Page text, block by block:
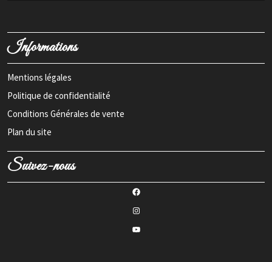
Informations
Mentions légales
Politique de confidentialité
Conditions Générales de vente
Plan du site
Suivez-nous